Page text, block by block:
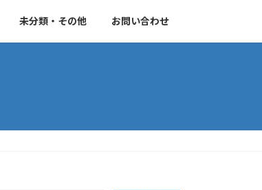
未分類・その他 お問い合わせ